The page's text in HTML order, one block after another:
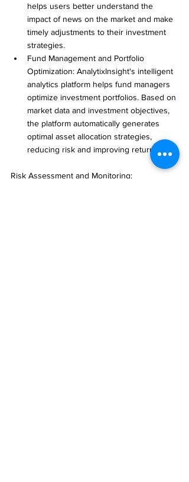
helps users better understand the
impact of news on the market and make
timely adjustments to their investment
strategies.
Fund Management and Portfolio
Optimization: AnalytixInsight's intelligent
analytics platform helps fund managers
optimize investment portfolios. Based on
market data and investment objectives,
the platform automatically generates
optimal asset allocation strategies,
reducing risk and improving returns.
Risk Assessment and Monitoring: